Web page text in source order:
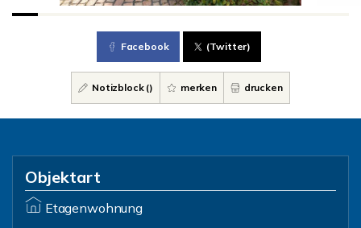
Facebook (Twitter)
Notizblock () merken drucken
Objektart
Etagenwohnung